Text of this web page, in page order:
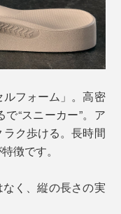
フォーム」。高密
“スニーカー”。ア
ク歩ける。長時間
徴です。
く、縦の長さの実